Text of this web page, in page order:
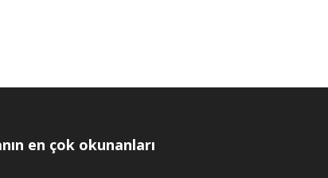
en çok okunanları